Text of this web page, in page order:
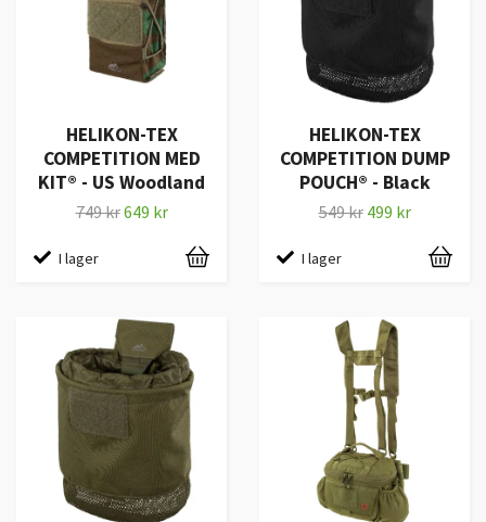
HELIKON-TEX
COMPETITION MED
KIT® - US Woodland
749 kr649 kr
I lager
HELIKON-TEX
COMPETITION DUMP
POUCH® - Black
549 kr 499 kr
I lager